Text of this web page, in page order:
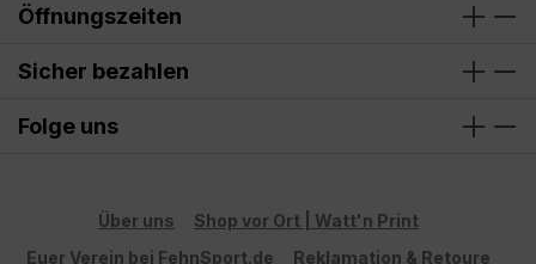
Öffnungszeiten
Sicher bezahlen
Folge uns
Über uns
Shop vor Ort | Watt'n Print
Euer Verein bei FehnSport.de
Reklamation & Retoure